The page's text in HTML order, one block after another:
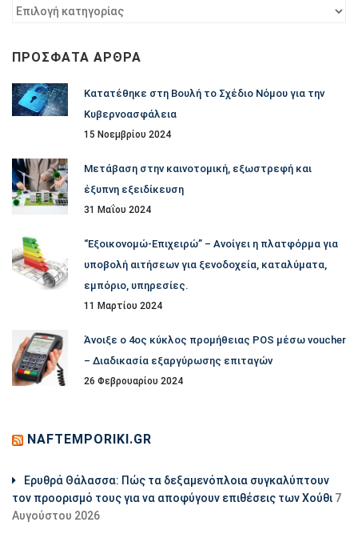
Φίλτρο
ΠΡΌΣΦΑΤΑ ΆΡΘΡΑ
Κατατέθηκε στη Βουλή το Σχέδιο Νόμου για την
Κυβερνοασφάλεια
15 Νοεμβρίου 2024
Μετάβαση στην καινοτομική, εξωστρεφή και
έξυπνη εξειδίκευση
31 Μαΐου 2024
“Εξοικονομώ-Επιχειρώ” – Ανοίγει η πλατφόρμα για
υποβολή αιτήσεων για ξενοδοχεία, καταλύματα,
εμπόριο, υπηρεσίες.
11 Μαρτίου 2024
Άνοιξε ο 4ος κύκλος προμήθειας POS μέσω voucher
– Διαδικασία εξαργύρωσης επιταγών
26 Φεβρουαρίου 2024
NAFTEMPORIKI.GR
Ερυθρά Θάλασσα: Πώς τα δεξαμενόπλοια συγκαλύπτουν
τον προορισμό τους για να αποφύγουν επιθέσεις των Χούθι 7
Αυγούστου 2026